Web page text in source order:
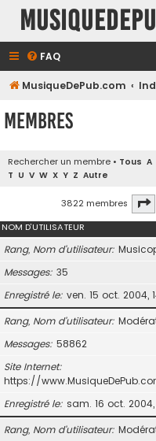
FAQ
MusiqueDePub.com
Membres
Rechercher un membre • Tous A
T U V W X Y Z Autre
3822 membres
NOM D’UTILISATEUR
Rang, Nom d’utilisateur
Messages 35
Enregistré le ven. 15 oct. 2004,
Rang, Nom d’utilisateur
Messages 58862
Site Internet
https://
Enregistré le sam. 16 oct. 2004,
Rang, Nom d’utilisateur